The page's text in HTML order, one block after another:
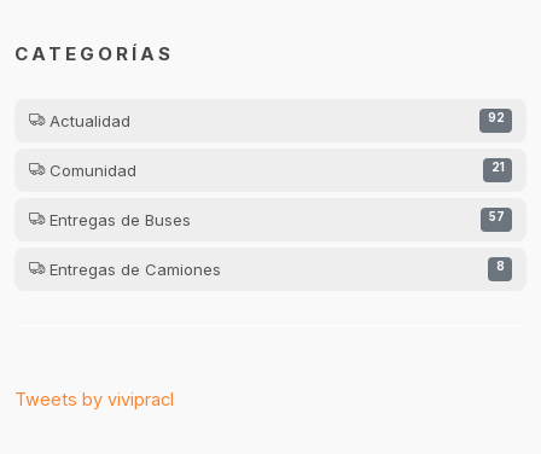
CATEGORÍAS
Actualidad 92
Comunidad 21
Entregas de Buses 57
Entregas de Camiones 8
Tweets by vivipracl